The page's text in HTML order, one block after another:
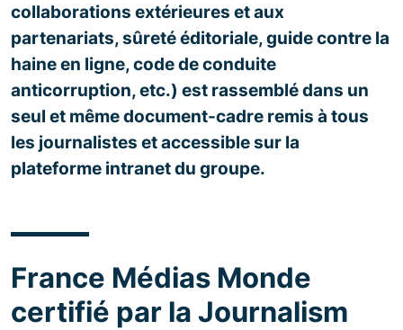
collaborations extérieures et aux
partenariats, sûreté éditoriale, guide contre la
haine en ligne, code de conduite
anticorruption, etc.) est rassemblé dans un
seul et même document-cadre remis à tous
les journalistes et accessible sur la
plateforme intranet du groupe.
France Médias Monde
certifié par la Journalism